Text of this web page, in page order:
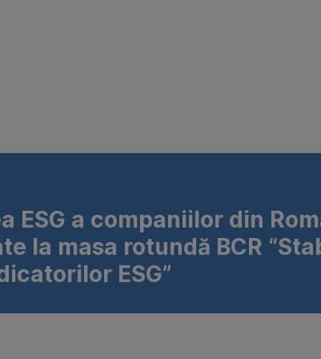
ESG a companiilor din
la masa rotundă BCR
ESG”